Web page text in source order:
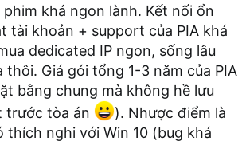
khá ngon lành. Kết nối ổn
tài khoản + support của PIA khá
dedicated IP ngon, sống lâu
thôi. Giá gói tổng 1-3 năm của PIA
bằng chung mà không hề lưu
trước tòa án
). Nhược điểm là
thích nghi với Win 10 (bug khá